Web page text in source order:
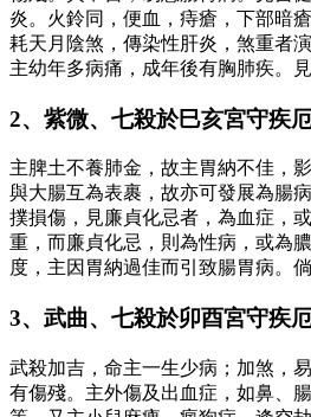
炎。火鈴同，便血，痔瘡，下部暗
耗天月陰煞，傳染性肝炎，煞重者
主幼年多病痛，成年後有胸肺疾。
2、紫微、七殺於巳亥宮守疾
主脾土不養肺金，故主胃納不佳，
與大腸互為表裹，故亦可發展為腸
撲損傷，見廉貞化忌者，為血症，
重，而廉貞化忌，則為性病，或為
度，主因胃納過佳而引致腸胃病。
3、武曲、七殺於卯酉宮守疾
武殺加吉，命主一生少病；加煞，
有傷殘。主外傷及出血症，如鼻、